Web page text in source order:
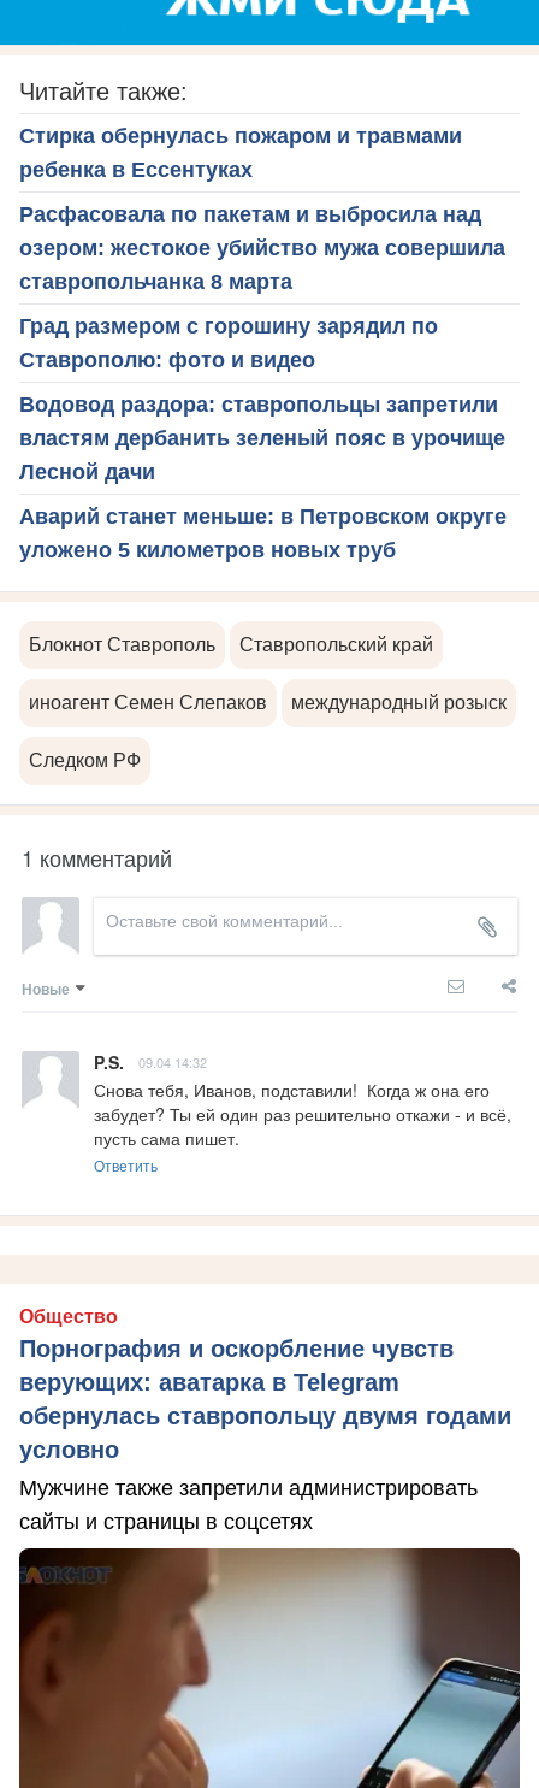
Читайте также:
Стирка обернулась пожаром и травмами
ребенка в Ессентуках
Расфасовала по пакетам и выбросила над
озером: жестокое убийство мужа совершила
ставропольчанка 8 марта
Град размером с горошину зарядил по
Ставрополю: фото и видео
Водовод раздора: ставропольцы запретили
властям дербанить зеленый пояс в урочище
Лесной дачи
Аварий станет меньше: в Петровском округе
уложено 5 километров новых труб
Блокнот Ставрополь Ставропольский край
иноагент Семен Слепаков международный розыск
Следком РФ
1 комментарий
Новые
P.S. 09.04 14:32
Снова тебя, Иванов, подставили!  Когда ж она его
забудет? Ты ей один раз решительно откажи - и всё,
пусть сама пишет.
Ответить
Общество
Порнография и оскорбление чувств
верующих: аватарка в Telegram
обернулась ставропольцу двумя годами
условно
Мужчине также запретили администрировать
сайты и страницы в соцсетях